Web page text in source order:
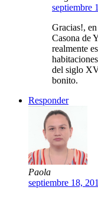
septiembre
Gracias!,
Casona de
realmente
del siglo
bonito.
Responder
Paola
septiembre 18,